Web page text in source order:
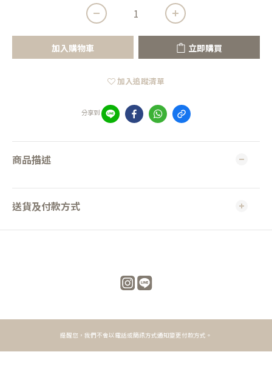
加入購物車 立即購買
加入追蹤清單
分享到
商品描述
送貨及付款方式
提醒您，我們不會以電話或簡訊方式通知變更付款方式。